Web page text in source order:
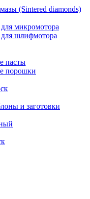
(Sintered diamonds)
микромотора
шлифмотора
пасты
порошки
и заготовки